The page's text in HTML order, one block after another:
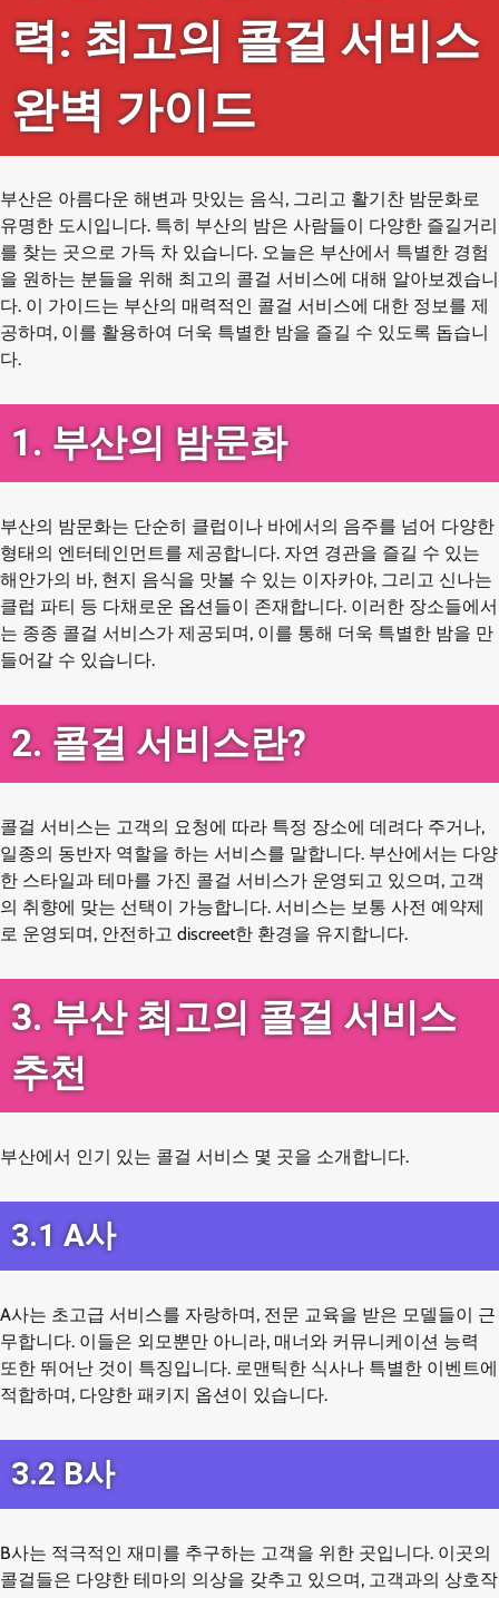
력: 최고의 콜걸 서비스
완벽 가이드
부산은 아름다운 해변과 맛있는 음식, 그리고 활기찬 밤문화로
유명한 도시입니다. 특히 부산의 밤은 사람들이 다양한 즐길거리
를 찾는 곳으로 가득 차 있습니다. 오늘은 부산에서 특별한 경험
을 원하는 분들을 위해 최고의 콜걸 서비스에 대해 알아보겠습니
다. 이 가이드는 부산의 매력적인 콜걸 서비스에 대한 정보를 제
공하며, 이를 활용하여 더욱 특별한 밤을 즐길 수 있도록 돕습니
다.
1. 부산의 밤문화
부산의 밤문화는 단순히 클럽이나 바에서의 음주를 넘어 다양한
형태의 엔터테인먼트를 제공합니다. 자연 경관을 즐길 수 있는
해안가의 바, 현지 음식을 맛볼 수 있는 이자카야, 그리고 신나는
클럽 파티 등 다채로운 옵션들이 존재합니다. 이러한 장소들에서
는 종종 콜걸 서비스가 제공되며, 이를 통해 더욱 특별한 밤을 만
들어갈 수 있습니다.
2. 콜걸 서비스란?
콜걸 서비스는 고객의 요청에 따라 특정 장소에 데려다 주거나,
일종의 동반자 역할을 하는 서비스를 말합니다. 부산에서는 다양
한 스타일과 테마를 가진 콜걸 서비스가 운영되고 있으며, 고객
의 취향에 맞는 선택이 가능합니다. 서비스는 보통 사전 예약제
로 운영되며, 안전하고 discreet한 환경을 유지합니다.
3. 부산 최고의 콜걸 서비스
추천
부산에서 인기 있는 콜걸 서비스 몇 곳을 소개합니다.
3.1 A사
A사는 초고급 서비스를 자랑하며, 전문 교육을 받은 모델들이 근
무합니다. 이들은 외모뿐만 아니라, 매너와 커뮤니케이션 능력
또한 뛰어난 것이 특징입니다. 로맨틱한 식사나 특별한 이벤트에
적합하며, 다양한 패키지 옵션이 있습니다.
3.2 B사
B사는 적극적인 재미를 추구하는 고객을 위한 곳입니다. 이곳의
콜걸들은 다양한 테마의 의상을 갖추고 있으며, 고객과의 상호작